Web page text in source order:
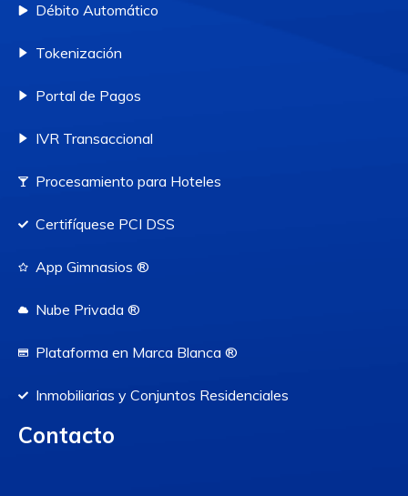
Débito Automático
Tokenización
Portal de Pagos
IVR Transaccional
Procesamiento para Hoteles
Certifíquese PCI DSS
App Gimnasios ®
Nube Privada ®
Plataforma en Marca Blanca ®
Inmobiliarias y Conjuntos Residenciales
Contacto